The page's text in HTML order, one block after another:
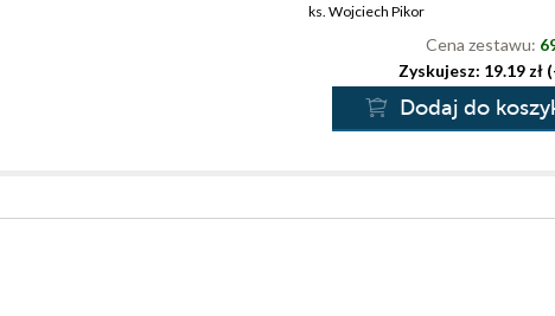
ks. Wojciech Pikor
Cena zestawu:
Zyskujesz: 19.19 zł
Dodaj do